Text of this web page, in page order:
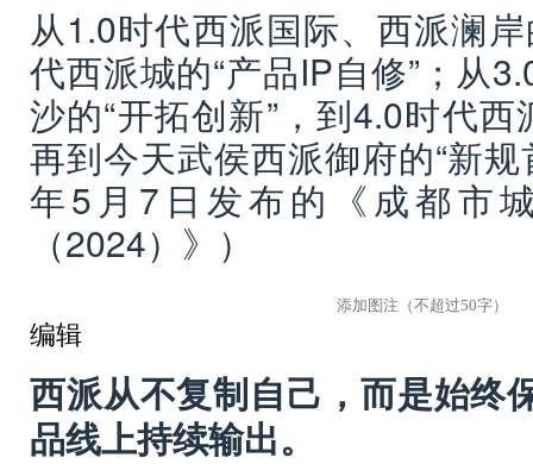
从1.0时代西派国际、西派澜岸
代西派城的“产品IP自修”；从
沙的“开拓创新”，到4.0时代
再到今天武侯西派御府的“新
年5月7日发布的《成都市
（2024）》）
编辑
西派从不复制自己，而是始终
品线上持续输出。